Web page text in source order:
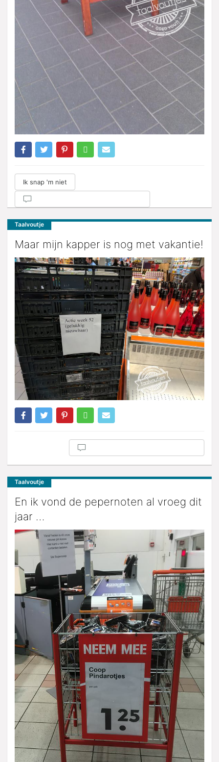
Ik snap 'm niet
Taalvoutje
Maar mijn kapper is nog met vakantie!
Taalvoutje
En ik vond de pepernoten al vroeg dit
jaar …